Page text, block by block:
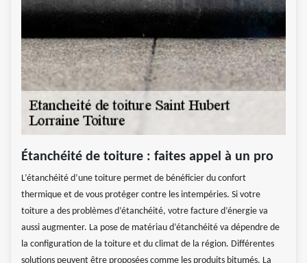
Étanchéité de toiture : faites appel à un pro
L’étanchéité d’une toiture permet de bénéficier du confort
thermique et de vous protéger contre les intempéries. Si votre
toiture a des problèmes d’étanchéité, votre facture d’énergie va
aussi augmenter. La pose de matériau d’étanchéité va dépendre de
la configuration de la toiture et du climat de la région. Différentes
solutions peuvent être proposées comme les produits bitumés. La